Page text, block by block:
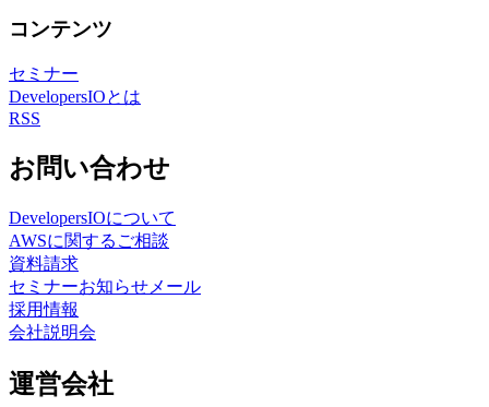
コンテンツ
セミナー
DevelopersIOとは
RSS
お問い合わせ
DevelopersIOについて
AWSに関するご相談
資料請求
セミナーお知らせメール
採用情報
会社説明会
運営会社